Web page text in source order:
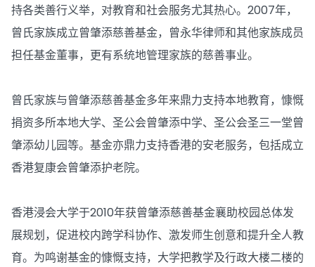
持各类善行义举，对教育和社会服务尤其热心。2007年，
曾氏家族成立曾肇添慈善基金，曾永华律师和其他家族成员
担任基金董事，更有系统地管理家族的慈善事业。
曾氏家族与曾肇添慈善基金多年来鼎力支持本地教育，慷慨
捐资多所本地大学、圣公会曾肇添中学、圣公会圣三一堂曾
肇添幼儿园等。基金亦鼎力支持香港的安老服务，包括成立
香港复康会曾肇添护老院。
香港浸会大学于2010年获曾肇添慈善基金襄助校园总体发
展规划，促进校内跨学科协作、激发师生创意和提升全人教
育。为鸣谢基金的慷慨支持，大学把教学及行政大楼二楼的